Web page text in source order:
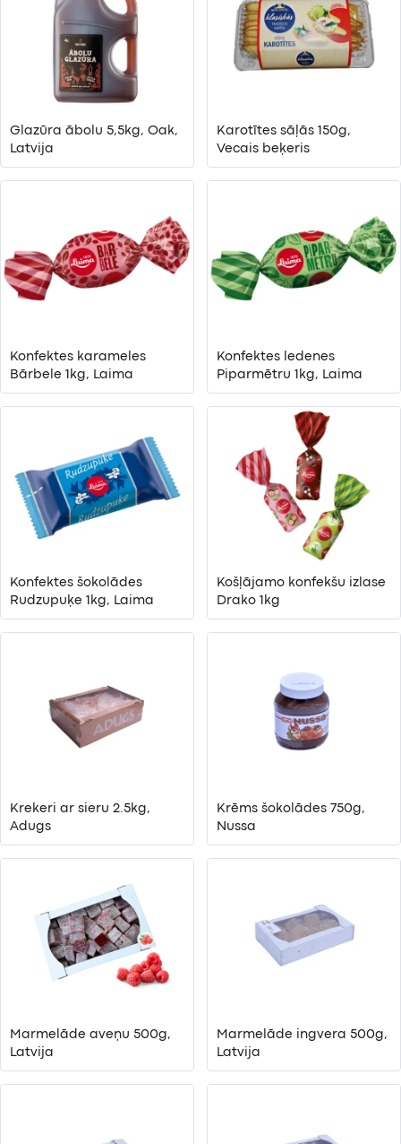
Glazūra ābolu 5,5kg, Oak,
Latvija
Karotītes sāļās 150g,
Vecais beķeris
Konfektes karameles
Bārbele 1kg, Laima
Konfektes ledenes
Piparmētru 1kg, Laima
Konfektes šokolādes
Rudzupuķe 1kg, Laima
Košļājamo konfekšu izlase
Drako 1kg
Krekeri ar sieru 2.5kg,
Adugs
Krēms šokolādes 750g,
Nussa
Marmelāde aveņu 500g,
Latvija
Marmelāde ingvera 500g,
Latvija